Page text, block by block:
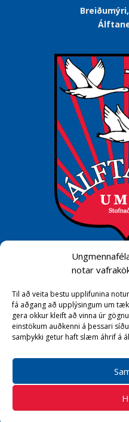
notar
Til að veita bestu upplifunina
fá aðgang að upplýsingum um
gera okkur kleift að vinna úr
einstökum auðkenni á þessari
samþykki getur haft slæm áhrif á
Hafa
Sími